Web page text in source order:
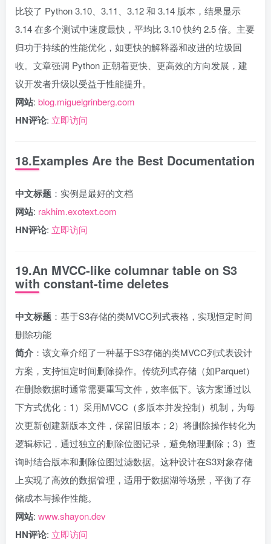
比较了 Python 3.10、3.11、3.12 和 3.14 版本，结果显示
3.14 在多个测试中速度最快，平均比 3.10 快约 2.5 倍。主要
归功于持续的性能优化，如更快的解释器和改进的垃圾回
收。文章强调 Python 正朝着更快、更高效的方向发展，建
议开发者升级以受益于性能提升。
网站: blog.miguelgrinberg.com
HN评论: 立即访问
18.Examples Are the Best Documentation
中文标题 ：实例是最好的文档
网站: rakhim.exotext.com
HN评论: 立即访问
19.An MVCC-like columnar table on S3
with constant-time deletes
中文标题 ：基于S3存储的类MVCC列式表格，实现恒定时间
删除功能
简介 ：该文章介绍了一种基于S3存储的类MVCC列式表设计
方案，支持恒定时间删除操作。传统列式存储（如Parquet）
在删除数据时通常需要重写文件，效率低下。该方案通过以
下方式优化：1）采用MVCC（多版本并发控制）机制，为每
次更新创建新版本文件，保留旧版本；2）将删除操作转化为
逻辑标记，通过独立的删除位图记录，避免物理删除；3）查
询时结合版本和删除位图过滤数据。这种设计在S3对象存储
上实现了高效的数据管理，适用于数据湖等场景，平衡了存
储成本与操作性能。
网站: www.shayon.dev
HN评论: 立即访问